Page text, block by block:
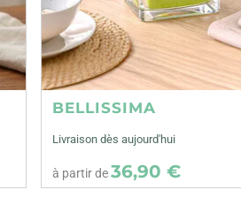
BELLISSIMA
Livraison dès aujourd'hui
à partir de36,90 €